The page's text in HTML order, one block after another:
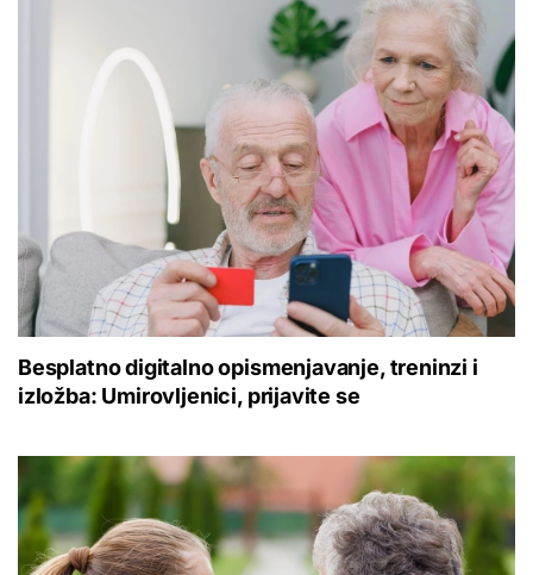
Besplatno digitalno opismenjavanje, treninzi i
izložba: Umirovljenici, prijavite se